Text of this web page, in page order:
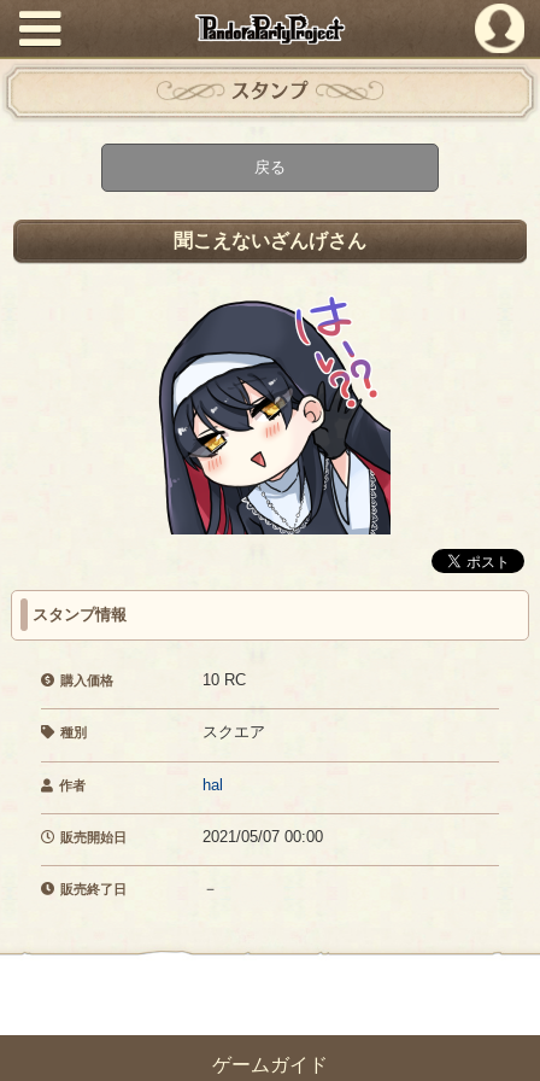
PandoraPartyProject
ゲームガイド
スタンプ
戻る
聞こえないざんげさん
スタンプ情報
購入価格 10 RC
種別 スクエア
作者 hal
販売開始日 2021/05/07 00:00
販売終了日 －